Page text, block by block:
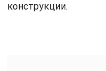
конструкции.